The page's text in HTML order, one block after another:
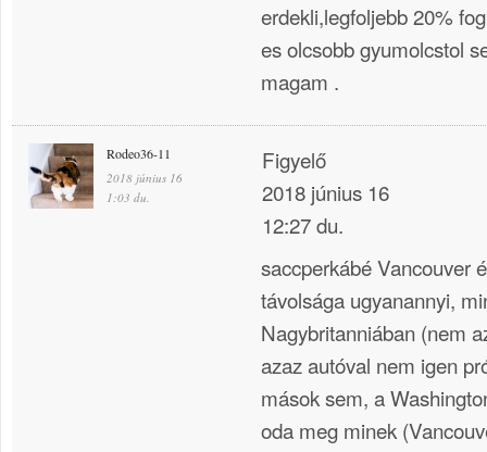
erdekli,legfoljebb 20%
es olcsobb gyumolcstol
magam .
Rodeo36-11
2018 június 16
1:03 du.
Figyelő
2018 június 16
12:27 du.
saccperkábé Vancouver
távolsága ugyanannyi,
Nagybritanniában (nem
azaz autóval nem igen
mások sem, a
oda meg minek